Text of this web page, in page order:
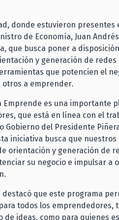
donde estuvieron
de Economía, Juan
que busca poner a
y generación de
que potencien el
otros a emprender.
Emprende es una importante
que está en línea con el
Gobierno del Presidente
iniciativa busca que
orientación y generación de
su negocio e impulsar a
destacó que este programa
todos los emprendedores,
de ideas, como para quienes